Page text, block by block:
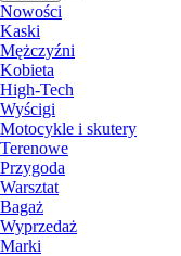
Nowości
Kaski
Mężczyźni
Kobieta
High-Tech
Wyścigi
Motocykle i skutery
Terenowe
Przygoda
Warsztat
Bagaż
Wyprzedaż
Marki